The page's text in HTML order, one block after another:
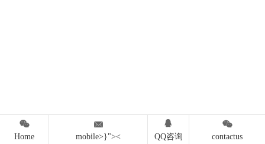

Home

mobile>}"><

QQ咨询

contactus